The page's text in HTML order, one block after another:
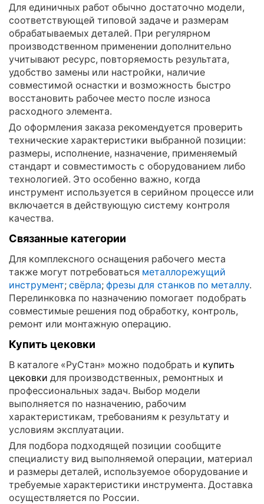
Для единичных работ обычно достаточно модели,
соответствующей типовой задаче и размерам
обрабатываемых деталей. При регулярном
производственном применении дополнительно
учитывают ресурс, повторяемость результата,
удобство замены или настройки, наличие
совместимой оснастки и возможность быстро
восстановить рабочее место после износа
расходного элемента.
До оформления заказа рекомендуется проверить
технические характеристики выбранной позиции:
размеры, исполнение, назначение, применяемый
стандарт и совместимость с оборудованием либо
технологией. Это особенно важно, когда
инструмент используется в серийном процессе или
включается в действующую систему контроля
качества.
Связанные категории
Для комплексного оснащения рабочего места
также могут потребоваться металлорежущий
инструмент;свёрла;фрезы для станков по металлу.
Перелинковка по назначению помогает подобрать
совместимые решения под обработку, контроль,
ремонт или монтажную операцию.
Купить цековки
В каталоге «РуСтан» можно подобрать и купить
цековки для производственных, ремонтных и
профессиональных задач. Выбор модели
выполняется по назначению, рабочим
характеристикам, требованиям к результату и
условиям эксплуатации.
Для подбора подходящей позиции сообщите
специалисту вид выполняемой операции, материал
и размеры деталей, используемое оборудование и
требуемые характеристики инструмента. Доставка
осуществляется по России.